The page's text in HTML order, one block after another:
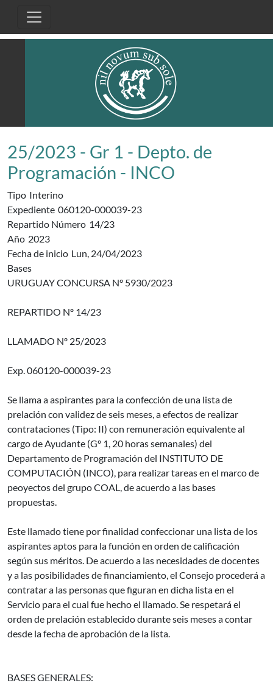
25/2023 - Gr 1 - Depto. de
Programación - INCO
Tipo Interino
Expediente 060120-000039-23
Repartido Número 14/23
Año 2023
Fecha de inicio Lun, 24/04/2023
Bases
URUGUAY CONCURSA N° 5930/2023
REPARTIDO Nº 14/23
LLAMADO Nº 25/2023
Exp. 060120-000039-23
Se llama a aspirantes para la confección de una lista de
prelación con validez de seis meses, a efectos de realizar
contrataciones (Tipo: II) con remuneración equivalente al
cargo de Ayudante (Gº 1, 20 horas semanales) del
Departamento de Programación del INSTITUTO DE
COMPUTACIÓN (INCO), para realizar tareas en el marco de
peoyectos del grupo COAL, de acuerdo a las bases
propuestas.
Este llamado tiene por finalidad confeccionar una lista de los
aspirantes aptos para la función en orden de calificación
según sus méritos. De acuerdo a las necesidades de docentes
y a las posibilidades de financiamiento, el Consejo procederá a
contratar a las personas que figuran en dicha lista en el
Servicio para el cual fue hecho el llamado. Se respetará el
orden de prelación establecido durante seis meses a contar
desde la fecha de aprobación de la lista.
BASES GENERALES: